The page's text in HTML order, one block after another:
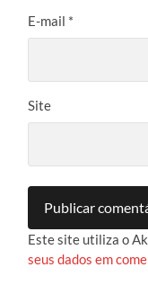
E-mail *
Site
Este site utiliza o
seus dados em